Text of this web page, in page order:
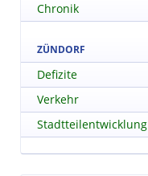
Chronik
ZÜNDORF
Defizite
Verkehr
Stadtteilentwicklung